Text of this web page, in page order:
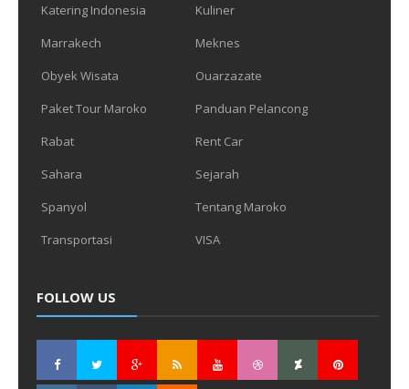
Katering Indonesia
Kuliner
Marrakech
Meknes
Obyek Wisata
Ouarzazate
Paket Tour Maroko
Panduan Pelancong
Rabat
Rent Car
Sahara
Sejarah
Spanyol
Tentang Maroko
Transportasi
VISA
FOLLOW US